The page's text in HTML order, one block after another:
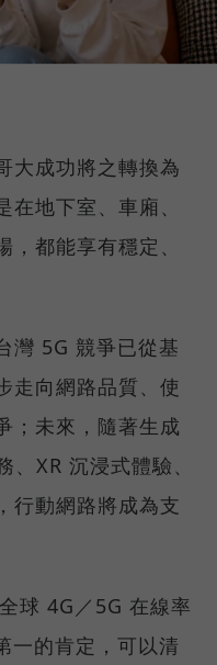
大成功將之轉換為
地下室、車廂、
都能享有穩定、
灣 5G 競爭已從基
走向網路品質、使
；未來，隨著生成
XR 沉浸式體驗、
行動網路將成為支
球 4G／5G 在線率
一的肯定，可以清